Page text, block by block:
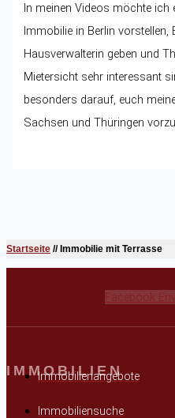
In meinen Videos möchte ich
Immobilie in Berlin vorstellen,
Hausverwalterin geben und
Mietersicht sehr interessant
besonders darauf, euch
Sachsen und Thüringen
Startseite //Immobilie mit Terrasse
Facebook
IMMOBILIEN
Immobilienangebote
Immobiliensuche